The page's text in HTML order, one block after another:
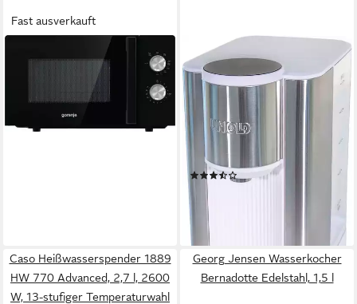
Fast ausverkauft
Mikrowelle 740249
lieferbar - in 3-4 Werktagen bei dir
UNOLD
Wasserkocher 18610
EXPRESS
HEIßWASSERBEREITER Ava
2600 W Leistung
2,5 l
Kapazität
Edelstahl, Kunststoff
Material
(2)
ab 93,39 €
-15%
leider ausverkauft
Caso Heißwasserspender 1889
HW 770 Advanced, 2,7 l, 2600
W, 13-stufiger Temperaturwahl
Georg Jensen Wasserkocher
Bernadotte Edelstahl, 1,5 l